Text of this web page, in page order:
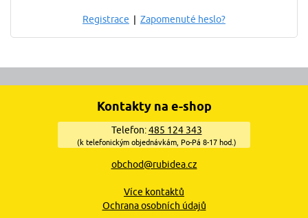
Registrace | Zapomenuté heslo?
Kontakty na e-shop
Telefon:485 124 343
(k telefonickým objednávkám, Po-Pá 8-17 hod.)
obchod@rubidea.cz
Více kontaktů
Ochrana osobních údajů